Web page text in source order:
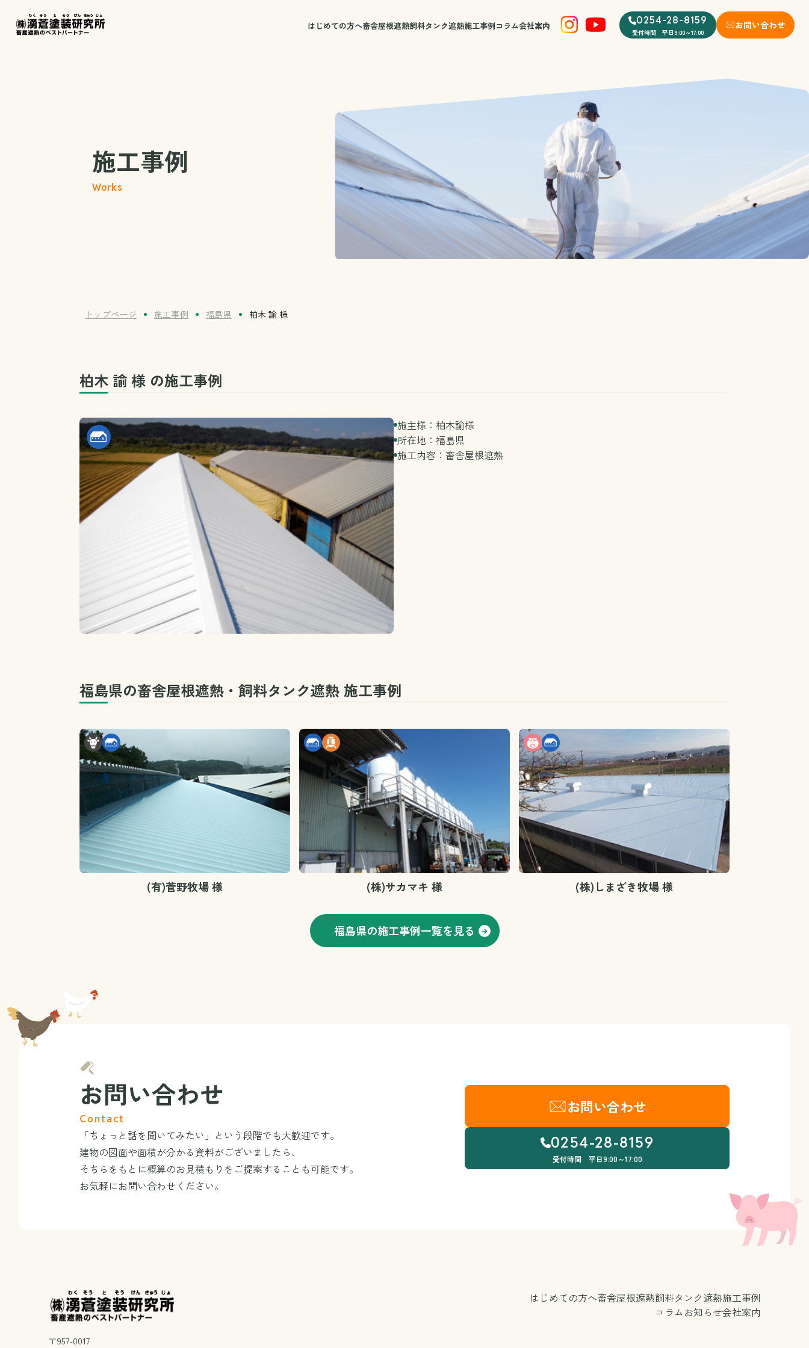
はじめての方へ畜舎屋根遮熱飼料タンク遮熱施工事例コラム会社案内 0254-28-8159
受付時間 平日9:00～17:00
お問い合わせ
施工事例
Works
トップページ 施工事例 福島県 柏木 諭 様
柏木 諭 様 の施工事例
施主様：柏木諭様
所在地：福島県
施工内容：畜舎屋根遮熱
福島県の畜舎屋根遮熱・飼料タンク遮熱 施工事例
(有)菅野牧場 様 (株)サカマキ 様 (株)しまざき牧場 様
福島県の施工事例一覧を見る
お問い合わせ
Contact
「ちょっと話を聞いてみたい」という段階でも大歓迎です。
建物の図面や面積が分かる資料がございましたら、
そちらをもとに概算のお見積もりをご提案することも可能です。
お気軽にお問い合わせください。
お問い合わせ
0254-28-8159
受付時間 平日9:00～17:00
〒957-0017
畜舎屋根遮熱飼料タンク遮熱施工事例
コラムお知らせ会社案内
はじめての方へ